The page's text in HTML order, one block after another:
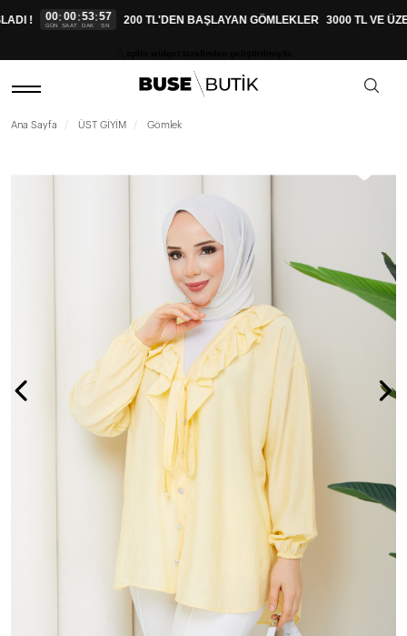
! 00
GÜN
:00
SAAT
:53
DAK
:57
SN 200 TL'DEN BAŞLAYAN GÖMLEKLER 3000 TL VE
Ana Sayfa ÜST GİYİM Gömlek